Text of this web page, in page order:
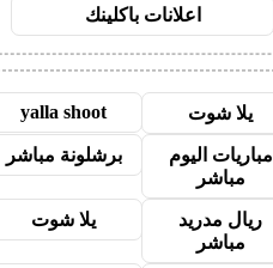
اعلانات باكلينك
يلا شوت yalla shoot
مباريات اليوم
مباشر
برشلونة مباشر
ريال مدريد
مباشر
يلا شوت